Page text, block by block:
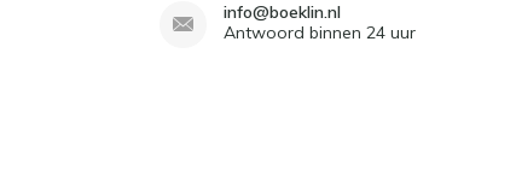
info@boeklin.nl
Antwoord binnen 24 uur